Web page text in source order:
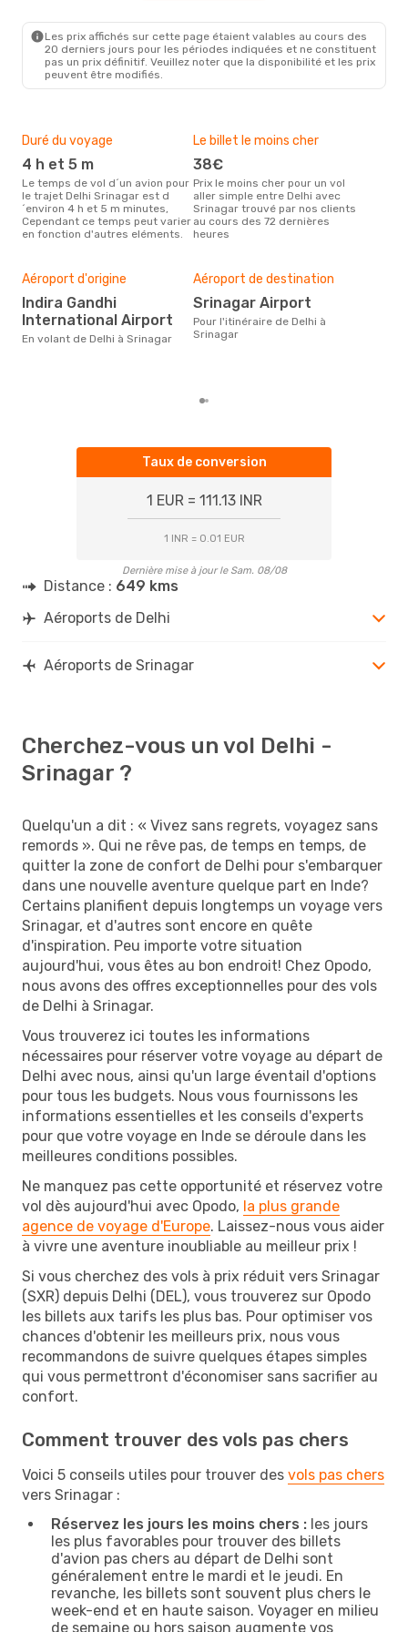
Les prix affichés sur cette page étaient valables au cours des
20 derniers jours pour les périodes indiquées et ne constituent
pas un prix définitif. Veuillez noter que la disponibilité et les prix
peuvent être modifiés.
Duré du voyage
4 h et 5 m
Le temps de vol d´un avion pour
le trajet Delhi Srinagar est d
´environ 4 h et 5 m minutes,
Cependant ce temps peut varier
en fonction d'autres eléments.
Le billet le moins cher
38€
Prix le moins cher pour un vol
aller simple entre Delhi avec
Srinagar trouvé par nos clients
au cours des 72 dernières
heures
Aéroport d'origine
Indira Gandhi
International Airport
En volant de Delhi à Srinagar
Aéroport de destination
Srinagar Airport
Pour l'itinéraire de Delhi à
Srinagar
Taux de conversion
1 EUR = 111.13 INR
1 INR = 0.01 EUR
Dernière mise à jour le Sam. 08/08
Distance : 649 kms
Aéroports de Delhi
Aéroports de Srinagar
Cherchez-vous un vol Delhi -
Srinagar ?
Quelqu'un a dit : « Vivez sans regrets, voyagez sans
remords ». Qui ne rêve pas, de temps en temps, de
quitter la zone de confort de Delhi pour s'embarquer
dans une nouvelle aventure quelque part en Inde?
Certains planifient depuis longtemps un voyage vers
Srinagar, et d'autres sont encore en quête
d'inspiration. Peu importe votre situation
aujourd'hui, vous êtes au bon endroit! Chez Opodo,
nous avons des offres exceptionnelles pour des vols
de Delhi à Srinagar.
Vous trouverez ici toutes les informations
nécessaires pour réserver votre voyage au départ de
Delhi avec nous, ainsi qu'un large éventail d'options
pour tous les budgets. Nous vous fournissons les
informations essentielles et les conseils d'experts
pour que votre voyage en Inde se déroule dans les
meilleures conditions possibles.
Ne manquez pas cette opportunité et réservez votre
vol dès aujourd'hui avec Opodo, la plus grande
agence de voyage d'Europe. Laissez-nous vous aider
à vivre une aventure inoubliable au meilleur prix !
Si vous cherchez des vols à prix réduit vers Srinagar
(SXR) depuis Delhi (DEL), vous trouverez sur Opodo
les billets aux tarifs les plus bas. Pour optimiser vos
chances d'obtenir les meilleurs prix, nous vous
recommandons de suivre quelques étapes simples
qui vous permettront d'économiser sans sacrifier au
confort.
Comment trouver des vols pas chers
Voici 5 conseils utiles pour trouver des vols pas chers
vers Srinagar :
Réservez les jours les moins chers : les jours
les plus favorables pour trouver des billets
d'avion pas chers au départ de Delhi sont
généralement entre le mardi et le jeudi. En
revanche, les billets sont souvent plus chers le
week-end et en haute saison. Voyager en milieu
de semaine ou hors saison augmente vos